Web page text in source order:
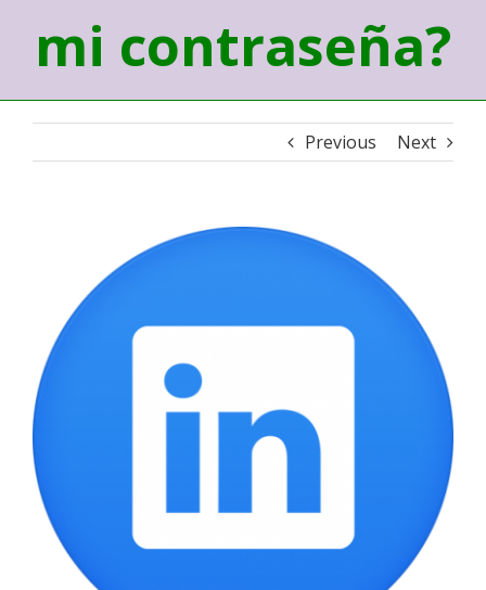
mi contraseña?
Previous Next
Image